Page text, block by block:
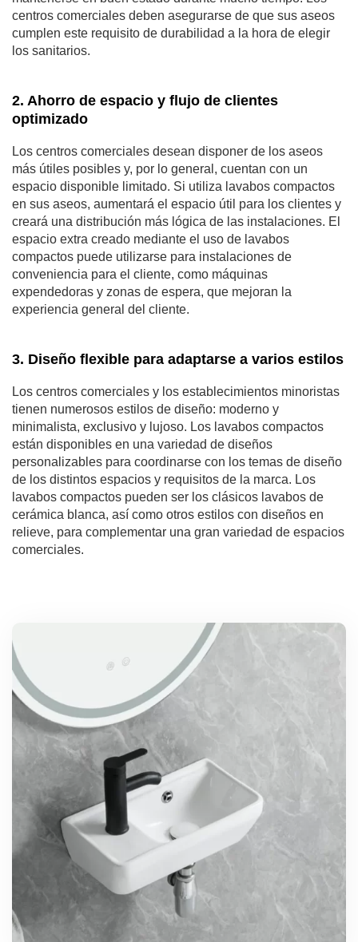
centros comerciales deben asegurarse de que sus aseos
cumplen este requisito de durabilidad a la hora de elegir
los sanitarios.
2. Ahorro de espacio y flujo de clientes
optimizado
Los centros comerciales desean disponer de los aseos
más útiles posibles y, por lo general, cuentan con un
espacio disponible limitado. Si utiliza lavabos compactos
en sus aseos, aumentará el espacio útil para los clientes y
creará una distribución más lógica de las instalaciones. El
espacio extra creado mediante el uso de lavabos
compactos puede utilizarse para instalaciones de
conveniencia para el cliente, como máquinas
expendedoras y zonas de espera, que mejoran la
experiencia general del cliente.
3. Diseño flexible para adaptarse a varios estilos
Los centros comerciales y los establecimientos minoristas
tienen numerosos estilos de diseño: moderno y
minimalista, exclusivo y lujoso. Los lavabos compactos
están disponibles en una variedad de diseños
personalizables para coordinarse con los temas de diseño
de los distintos espacios y requisitos de la marca. Los
lavabos compactos pueden ser los clásicos lavabos de
cerámica blanca, así como otros estilos con diseños en
relieve, para complementar una gran variedad de espacios
comerciales.